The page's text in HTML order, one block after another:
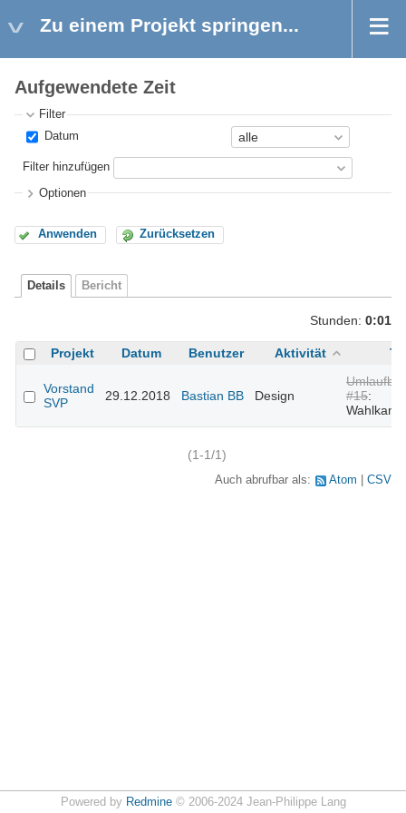
Zu einem Projekt springen...
Aufgewendete Zeit
Filter
Datum
Filter hinzufügen
Optionen
Anwenden Zurücksetzen
Details Bericht
Stunden: 0:01
Projekt Datum Benutzer Aktivität
Vorstand
SVP
29.12.2018 Bastian BB Design
#15:
(1-1/1)
Auch abrufbar als: Atom CSV
Powered by Redmine© 2006-2024 Jean-Philippe Lang